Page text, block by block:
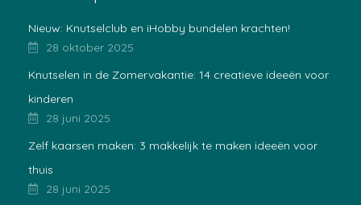
Nieuw: Knutselclub en iHobby bundelen krachten!
28 oktober 2025
Knutselen in de Zomervakantie: 14 creatieve ideeën voor
kinderen
28 juni 2025
Zelf kaarsen maken: 3 makkelijk te maken ideeën voor
thuis
28 juni 2025